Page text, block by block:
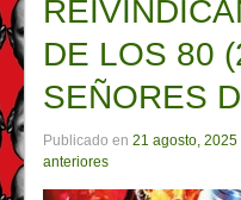
DE LOS 80
SEÑORES
Publicado en 21 agosto, 2025
anteriores